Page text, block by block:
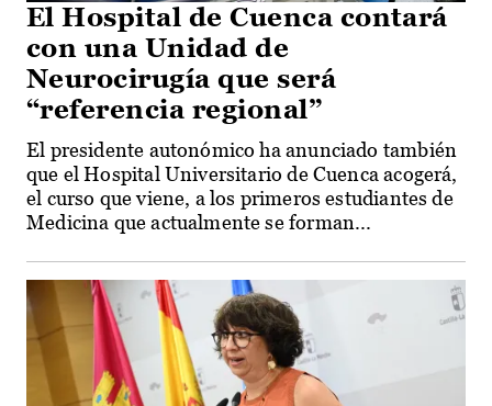
El Hospital de Cuenca contará
con una Unidad de
Neurocirugía que será
“referencia regional”
El presidente autonómico ha anunciado también
que el Hospital Universitario de Cuenca acogerá,
el curso que viene, a los primeros estudiantes de
Medicina que actualmente se forman...